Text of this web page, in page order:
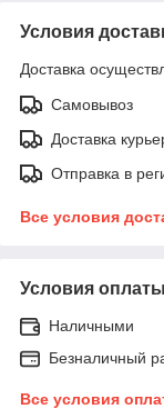
Условия
Доставка
Самовывоз
Доставка
Отправка в
Все условия
Условия оплаты
Наличными
Безналичный
Все условия